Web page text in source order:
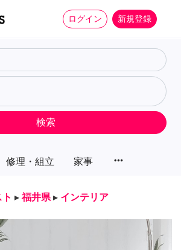
ログイン 新規登録
修理・組立 家事 more_horiz
検索
▸ 福井県 ▸ インテリア